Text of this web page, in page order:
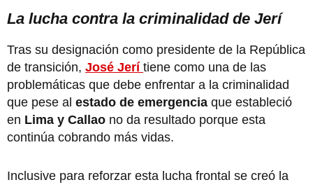
La lucha contra la criminalidad de Jerí
Tras su designación como presidente de la República
de transición, José Jerí tiene como una de las
problemáticas que debe enfrentar a la criminalidad
que pese al estado de emergencia que estableció
en Lima y Callao no da resultado porque esta
continúa cobrando más vidas.
Inclusive para reforzar esta lucha frontal se creó la